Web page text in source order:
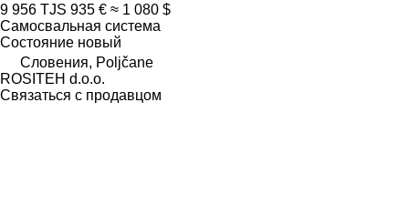
9 956 TJS 935 € ≈ 1 080 $
Самосвальная система
Состояние новый
Словения, Poljčane
ROSITEH d.o.o.
Связаться с продавцом